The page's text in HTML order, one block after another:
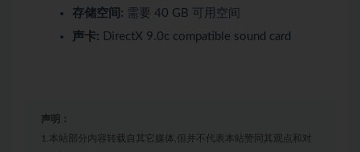
存储空间: 需要 40 GB 可用空间
声卡: DirectX 9.0c compatible sound card
声明：
1.本站部分内容转载自其它媒体,但并不代表本站赞同其观点和对